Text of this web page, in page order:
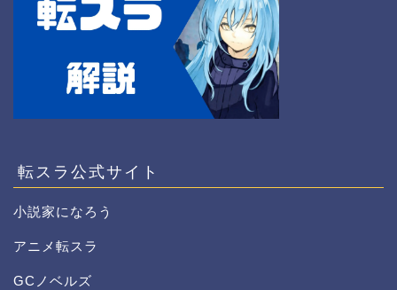
転スラ公式サイト
小説家になろう
アニメ転スラ
GCノベルズ